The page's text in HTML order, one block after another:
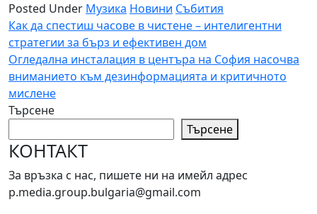
Posted Under Музика Новини Събития
Навигация
Как да спестиш часове в чистене – интелигентни
стратегии за бърз и ефективен дом
Огледална инсталация в центъра на София насочва
вниманието към дезинформацията и критичното
мислене
Търсене
Търсене
КОНТАКТ
За връзка с нас, пишете ни на имейл адрес
p.media.group.bulgaria@gmail.com